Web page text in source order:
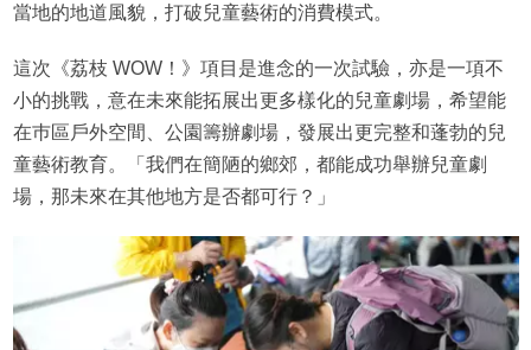
當地的地道風貌，打破兒童藝術的消費模式。
這次《荔枝 WOW！》項目是進念的一次試驗，亦是一項不
小的挑戰，意在未來能拓展出更多樣化的兒童劇場，希望能
在巿區戶外空間、公園籌辦劇場，發展出更完整和蓬勃的兒
童藝術教育。「我們在簡陋的鄉郊，都能成功舉辦兒童劇
場，那未來在其他地方是否都可行？」